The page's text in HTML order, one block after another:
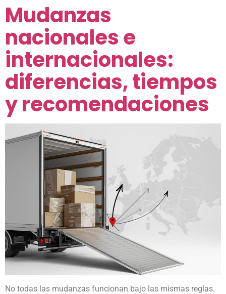
Mudanzas
nacionales e
internacionales:
diferencias, tiempos
y recomendaciones
No todas las mudanzas funcionan bajo las mismas reglas.